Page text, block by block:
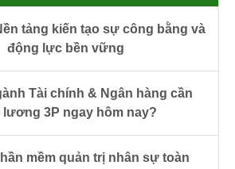
tảng kiến tạo sự công bằng và
động lực bền vững
Tài chính & Ngân hàng cần
lương 3P ngay hôm nay?
mềm quản trị nhân sự toàn